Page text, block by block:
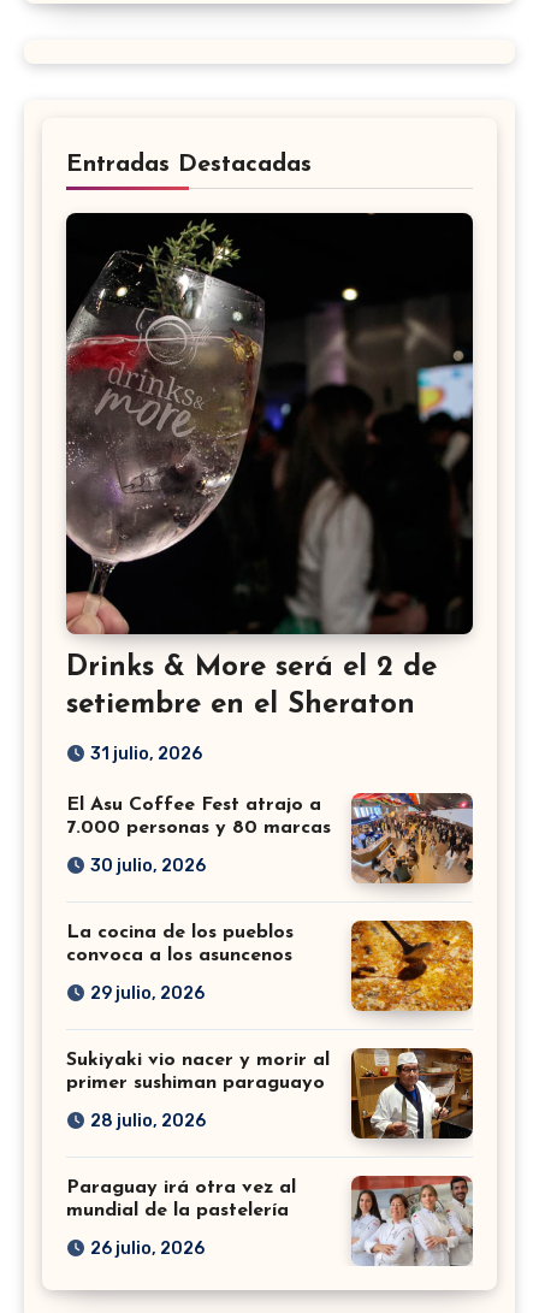
Entradas Destacadas
Drinks & More será el 2 de
setiembre en el Sheraton
31 julio, 2026
El Asu Coffee Fest atrajo a
7.000 personas y 80 marcas
30 julio, 2026
La cocina de los pueblos
convoca a los asuncenos
29 julio, 2026
Sukiyaki vio nacer y morir al
primer sushiman paraguayo
28 julio, 2026
Paraguay irá otra vez al
mundial de la pastelería
26 julio, 2026